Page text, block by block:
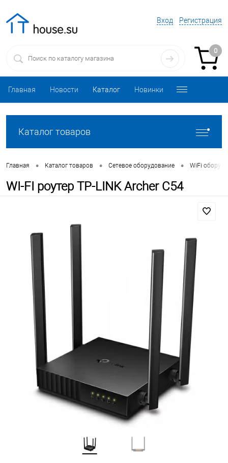
Вход Регистрация
0
Главная Новости Каталог Новинки
Каталог товаров
Главная • Каталог товаров • Сетевое оборудование • WiFi
WI-FI роутер TP-LINK Archer C54